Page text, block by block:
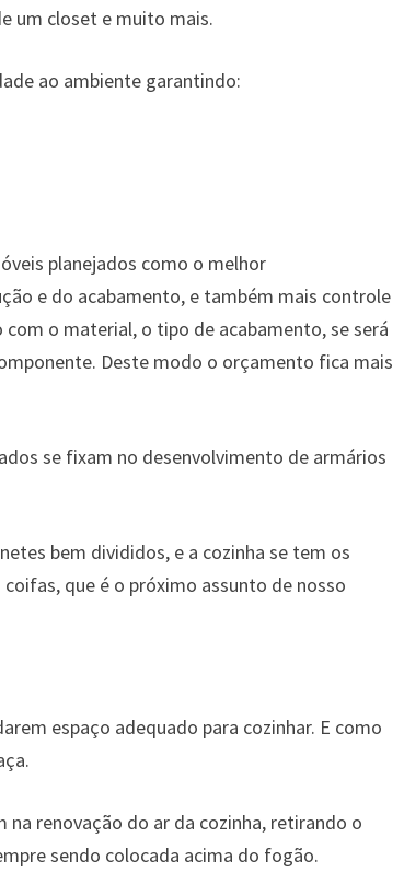
um closet e muito mais.
ao ambiente garantindo:
planejados como o melhor
e do acabamento, e também mais controle
o material, o tipo de acabamento, se será
Deste modo o orçamento fica mais
se fixam no desenvolvimento de armários
bem divididos, e a cozinha se tem os
que é o próximo assunto de nosso
espaço adequado para cozinhar. E como
renovação do ar da cozinha, retirando o
sendo colocada acima do fogão.